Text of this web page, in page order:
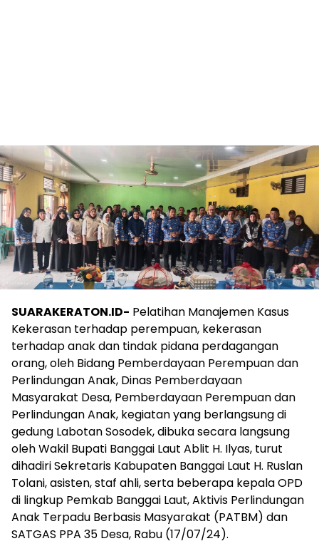
SUARAKERATON.ID- Pelatihan Manajemen Kasus
Kekerasan terhadap perempuan, kekerasan
terhadap anak dan tindak pidana perdagangan
orang, oleh Bidang Pemberdayaan Perempuan dan
Perlindungan Anak, Dinas Pemberdayaan
Masyarakat Desa, Pemberdayaan Perempuan dan
Perlindungan Anak, kegiatan yang berlangsung di
gedung Labotan Sosodek, dibuka secara langsung
oleh Wakil Bupati Banggai Laut Ablit H. Ilyas, turut
dihadiri Sekretaris Kabupaten Banggai Laut H. Ruslan
Tolani, asisten, staf ahli, serta beberapa kepala OPD
di lingkup Pemkab Banggai Laut, Aktivis Perlindungan
Anak Terpadu Berbasis Masyarakat (PATBM) dan
SATGAS PPA 35 Desa, Rabu (17/07/24).